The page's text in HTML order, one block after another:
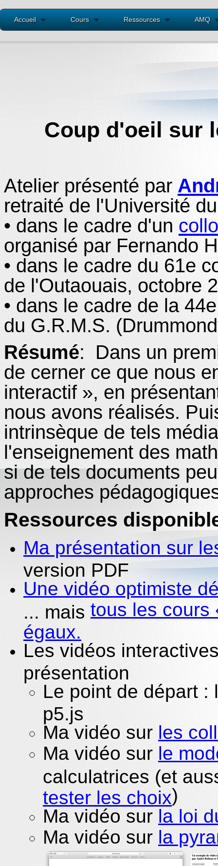
Accueil Cours Ressources AMQ
Coup d'oeil sur
Atelier présenté par
retraité de l'Université
• dans le cadre d'un
organisé par Fernando
• dans le cadre du 61e
de l'Outaouais, octobre
• dans le cadre de la
du G.R.M.S.
Résumé: Dans un
de cerner ce que nous
interactif », en
nous avons réalisés.
intrinsèque de tels
l'enseignement des
si de tels documents
approches
Ressources
Ma présentation sur
version PDF
Une vidéo optimiste
... mais tous les cours
égaux.
Les vidéos
présentation
Le point de départ
p5.js
Ma vidéo sur les
Ma vidéo sur le
calculatrices (et
tester les choix)
Ma vidéo surla loi
Ma vidéo surla